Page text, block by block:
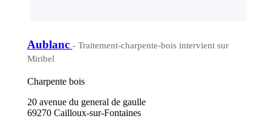
Aublanc - Traitement-charpente-bois intervient sur
Miribel
Charpente bois
20 avenue du general de gaulle
69270 Cailloux-sur-Fontaines